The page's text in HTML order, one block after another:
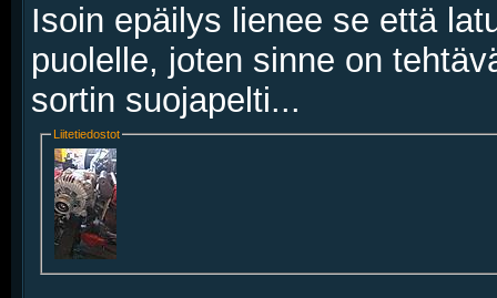
Isoin epäilys lienee se että
puolelle, joten sinne on
sortin suojapelti...
Liitetiedostot